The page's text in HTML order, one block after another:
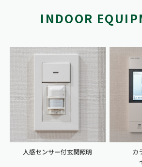
INDOOR
人感センサー付玄関照明
カ